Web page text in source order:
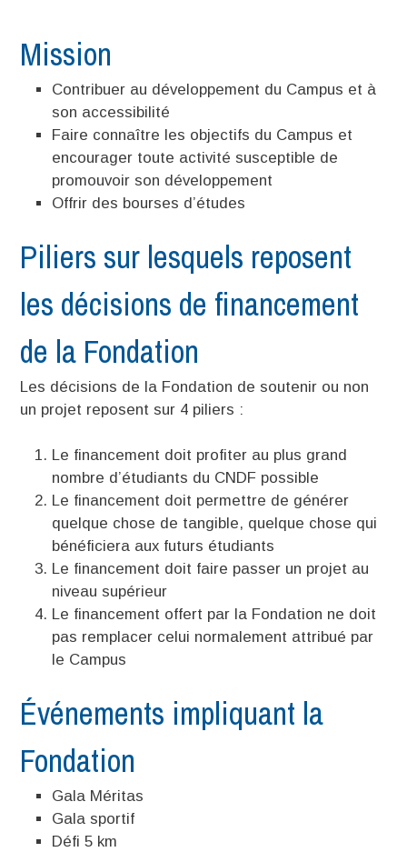
Mission
Contribuer au développement du Campus et à
son accessibilité
Faire connaître les objectifs du Campus et
encourager toute activité susceptible de
promouvoir son développement
Offrir des bourses d’études
Piliers sur lesquels reposent
les décisions de financement
de la Fondation
Les décisions de la Fondation de soutenir ou non
un projet reposent sur 4 piliers :
Le financement doit profiter au plus grand
nombre d’étudiants du CNDF possible
Le financement doit permettre de générer
quelque chose de tangible, quelque chose qui
bénéficiera aux futurs étudiants
Le financement doit faire passer un projet au
niveau supérieur
Le financement offert par la Fondation ne doit
pas remplacer celui normalement attribué par
le Campus
Événements impliquant la
Fondation
Gala Méritas
Gala sportif
Défi 5 km